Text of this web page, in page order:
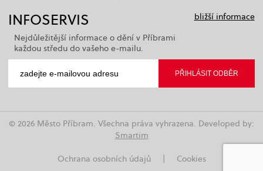
INFOSERVIS
bližší informace
Nejdůležitější informace o dění v Příbrami
každou středu do vašeho e-mailu.
© 2026 Město Příbram. Všechna práva vyhrazena. Developed by:
Smartim
Ochrana osobních údajů
Cookies